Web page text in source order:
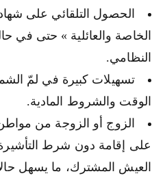
الحصول التلقائي على
الخاصة والعائلية » حتى في
النظامي.
تسهيلات كبيرة في لمّ
الوقت والشروط المادية.
الزوج أو الزوجة من
على إقامة دون شرط التأشيرة
العيش المشترك، ما يسهل